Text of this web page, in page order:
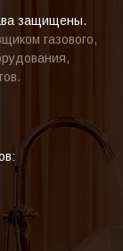
защищены.
газового,